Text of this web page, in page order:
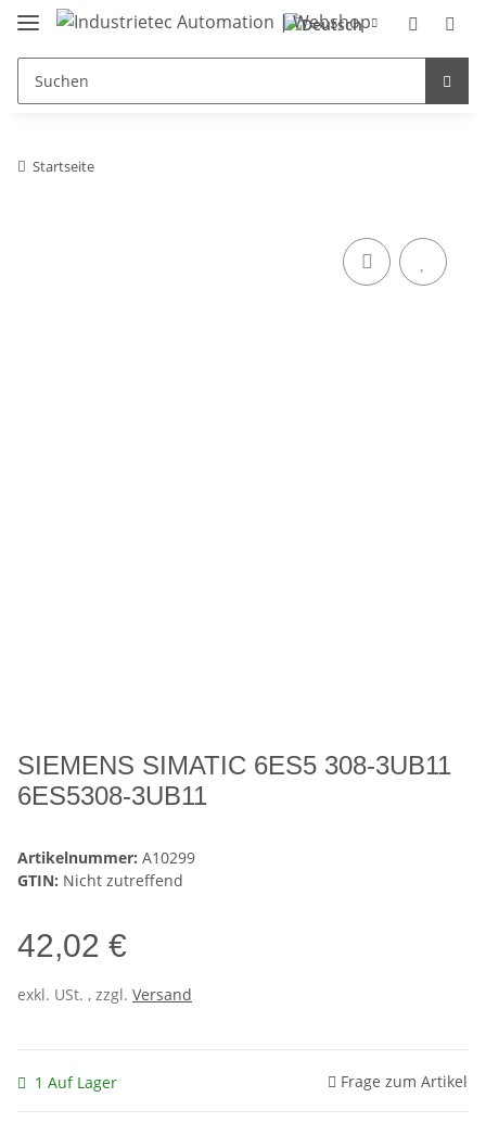
Startseite
SIEMENS SIMATIC 6ES5 308-3UB11
6ES5308-3UB11
Artikelnummer: A10299
GTIN: Nicht zutreffend
42,02 €
exkl. USt. , zzgl. Versand
1 Auf Lager Frage zum Artikel